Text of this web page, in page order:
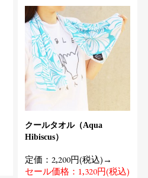
クールタオル（Aqua
Hibiscus）
定価：2,200円(税込)→
セール価格：1,320円(税込)